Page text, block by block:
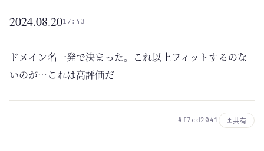
2024.08.2017:43
ドメイン名一発で決まった。これ以上フィットするのな
いのが…これは高評価だ
#f7cd2041 共有